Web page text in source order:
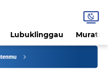
Lubuklinggau